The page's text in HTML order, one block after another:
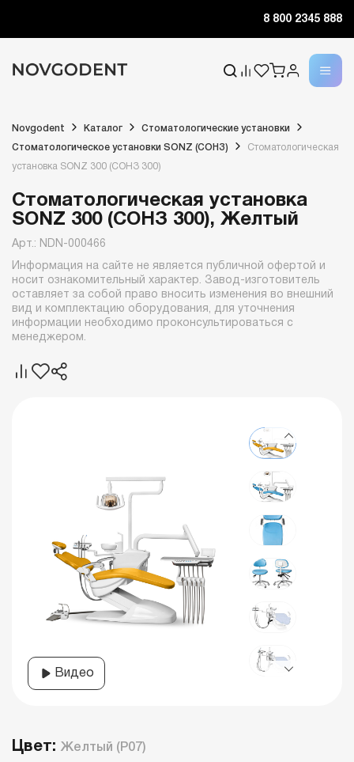
8 800 2345 888
Novgodent Каталог Стоматологические установки
Стоматологическое установки SONZ (СОНЗ) Стоматологическая
установка SONZ 300 (СОНЗ 300)
Стоматологическая установка
SONZ 300 (СОНЗ 300), Желтый
Арт.: NDN-000466
Информация на сайте не является публичной офертой и
носит ознакомительный характер. Завод-изготовитель
оставляет за собой право вносить изменения во внешний
вид и комплектацию оборудования, для уточнения
информации необходимо проконсультироваться с
менеджером.
Видео
Цвет: Желтый (P07)